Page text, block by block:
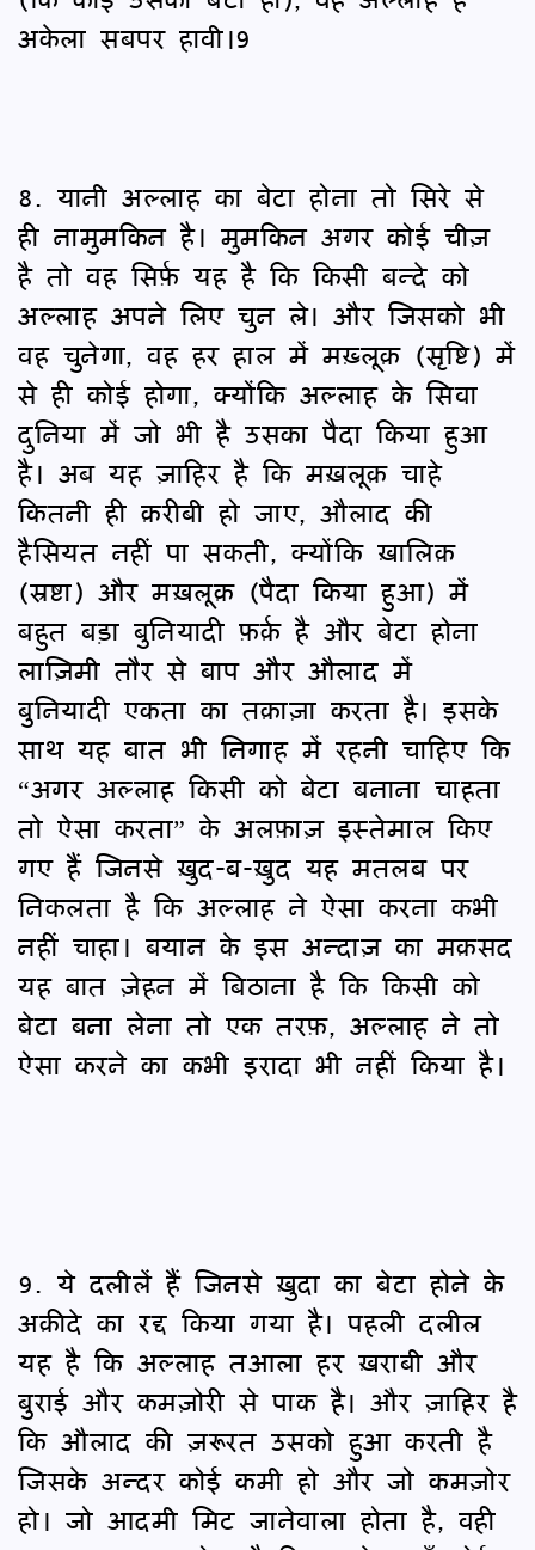
अकेला सबपर हावी।9
8. यानी अल्लाह का बेटा होना तो सिरे से
ही नामुमकिन है। मुमकिन अगर कोई चीज़
है तो वह सिर्फ़ यह है कि किसी बन्दे को
अल्लाह अपने लिए चुन ले। और जिसको भी
वह चुनेगा, वह हर हाल में मख़्लूक़ (सृष्टि) में
से ही कोई होगा, क्योंकि अल्लाह के सिवा
दुनिया में जो भी है उसका पैदा किया हुआ
है। अब यह ज़ाहिर है कि मख़लूक़ चाहे
कितनी ही क़रीबी हो जाए, औलाद की
हैसियत नहीं पा सकती, क्योंकि ख़ालिक़
(स्रष्टा) और मख़लूक़ (पैदा किया हुआ) में
बहुत बड़ा बुनियादी फ़र्क़ है और बेटा होना
लाज़िमी तौर से बाप और औलाद में
बुनियादी एकता का तक़ाज़ा करता है। इसके
साथ यह बात भी निगाह में रहनी चाहिए कि
“अगर अल्लाह किसी को बेटा बनाना चाहता
तो ऐसा करता” के अलफ़ाज़ इस्तेमाल किए
गए हैं जिनसे ख़ुद-ब-ख़ुद यह मतलब पर
निकलता है कि अल्लाह ने ऐसा करना कभी
नहीं चाहा। बयान के इस अन्दाज़ का मक़सद
यह बात ज़ेहन में बिठाना है कि किसी को
बेटा बना लेना तो एक तरफ़, अल्लाह ने तो
ऐसा करने का कभी इरादा भी नहीं किया है।
9. ये दलीलें हैं जिनसे ख़ुदा का बेटा होने के
अक़ीदे का रद्द किया गया है। पहली दलील
यह है कि अल्लाह तआला हर ख़राबी और
बुराई और कमज़ोरी से पाक है। और ज़ाहिर है
कि औलाद की ज़रूरत उसको हुआ करती है
जिसके अन्दर कोई कमी हो और जो कमज़ोर
हो। जो आदमी मिट जानेवाला होता है, वही